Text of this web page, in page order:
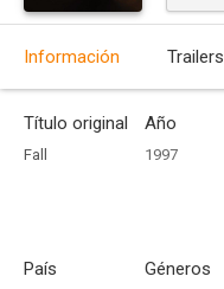
Información Trailers
Título original
Fall
Año
1997
País Géneros